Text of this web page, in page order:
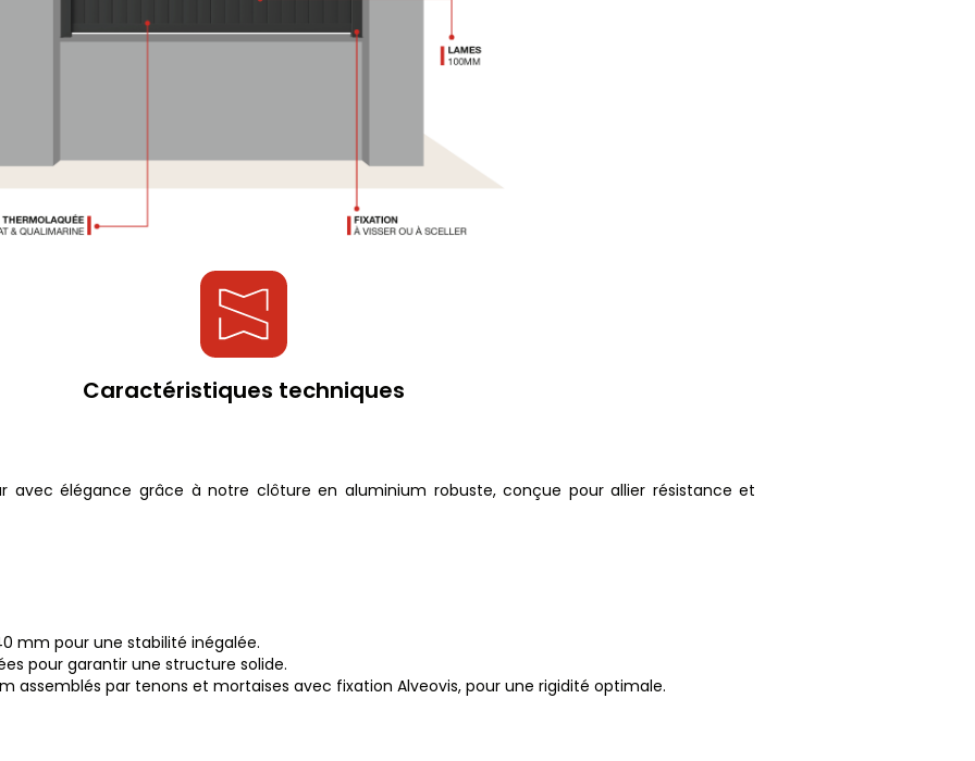
Caractéristiques techniques
avec élégance grâce à notre clôture en aluminium robuste, conçue pour allier résistance et
mm pour une stabilité inégalée.
pour garantir une structure solide.
assemblés par tenons et mortaises avec fixation Alveovis, pour une rigidité optimale.